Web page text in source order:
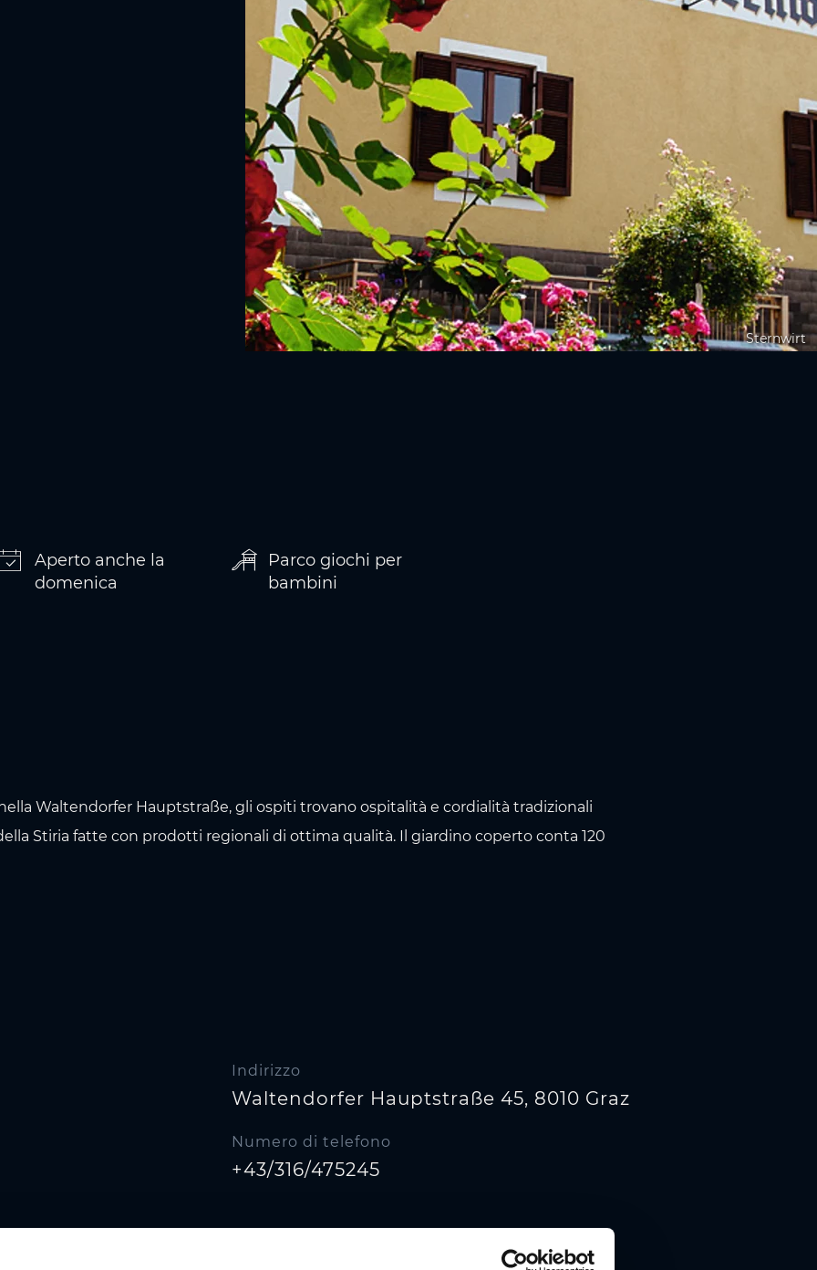
Sternwirt
Aperto anche la
domenica
Parco giochi per
bambini
Waltendorfer Hauptstraße, gli ospiti trovano ospitalità e cordialità tradizionali
Stiria fatte con prodotti regionali di ottima qualità. Il giardino coperto conta 120
Indirizzo
Waltendorfer Hauptstraße 45, 8010 Graz
Numero di telefono
+43/316/475245